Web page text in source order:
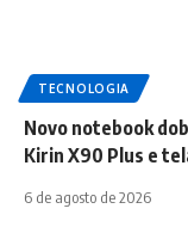
TECNOLOGIA
Novo notebook
Kirin X90 Plus e
6 de agosto de 2026